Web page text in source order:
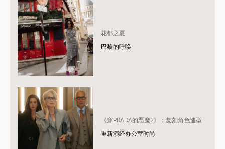
花都之夏
巴黎的呼唤
《穿PRADA的恶魔2》：复刻角色造型
重新演绎办公室时尚